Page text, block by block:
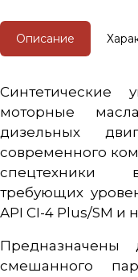
ведущих производителей,
требующих уровень
эксплуатационных
Описание
Cинтетические
моторные
дизельных
современного
спецтехники
требующих
API CI-4 Plus/SM и
Предназначены
смешанного